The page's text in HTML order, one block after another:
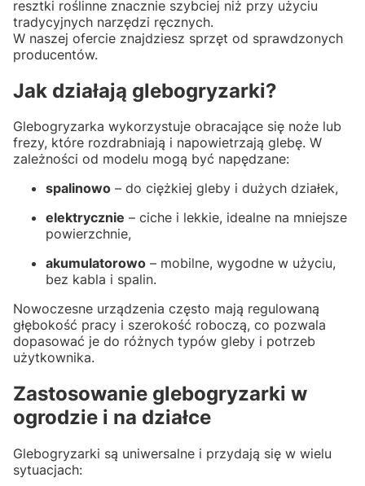
resztki roślinne znacznie szybciej niż przy użyciu
tradycyjnych narzędzi ręcznych.
W naszej ofercie znajdziesz sprzęt od sprawdzonych
producentów.
Jak działają glebogryzarki?
Glebogryzarka wykorzystuje obracające się noże lub
frezy, które rozdrabniają i napowietrzają glebę. W
zależności od modelu mogą być napędzane:
spalinowo – do ciężkiej gleby i dużych działek,
elektrycznie – ciche i lekkie, idealne na mniejsze
powierzchnie,
akumulatorowo – mobilne, wygodne w użyciu,
bez kabla i spalin.
Nowoczesne urządzenia często mają regulowaną
głębokość pracy i szerokość roboczą, co pozwala
dopasować je do różnych typów gleby i potrzeb
użytkownika.
Zastosowanie glebogryzarki w
ogrodzie i na działce
Glebogryzarki są uniwersalne i przydają się w wielu
sytuacjach: